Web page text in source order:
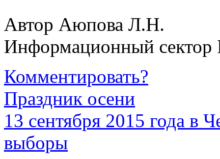
Автор Аюпова Л.Н.
Информационный
Комментировать?
Праздник осени
13 сентября 2015 года в
выборы